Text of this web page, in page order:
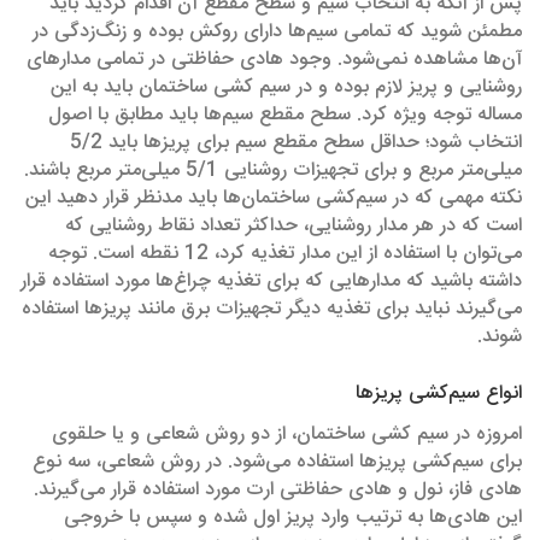
مطمئن شوید که تمامی سیم‌ها دارای روکش بوده و زنگ‌زدگی در
آن‌ها مشاهده نمی‌شود. وجود هادی حفاظتی در تمامی مدارهای
روشنایی و پریز لازم بوده و در سیم‌ کشی ساختمان باید به این
مساله توجه ویژه کرد. سطح مقطع سیم‌ها باید مطابق با اصول
انتخاب شود؛ حداقل سطح مقطع سیم برای پریزها باید 5/2
میلی‌متر مربع و برای تجهیزات روشنایی 5/1 میلی‌متر مربع باشند.
نکته مهمی که در سیم‌کشی ساختمان‌ها باید مدنظر قرار دهید این
است که در هر مدار روشنایی، حداکثر تعداد نقاط روشنایی که
می‌توان با استفاده از این مدار تغذیه کرد، 12 نقطه است. توجه
داشته باشید که مدارهایی که برای تغذیه چراغ‌ها مورد استفاده قرار
می‌گیرند نباید برای تغذیه دیگر تجهیزات برق مانند پریزها استفاده
شوند.
انواع سیم‌کشی پریزها
امروزه در سیم‌ کشی ساختمان، از دو روش شعاعی و یا حلقوی
برای سیم‌کشی پریزها استفاده می‌شود. در روش شعاعی، سه نوع
هادی فاز، نول و هادی حفاظتی ارت مورد استفاده قرار می‌گیرند.
این هادی‌ها به ترتیب وارد پریز اول شده و سپس با خروجی